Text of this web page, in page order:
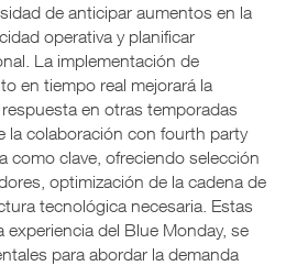
de anticipar aumentos en la
operativa y planificar
La implementación de
en tiempo real mejorará la
en otras temporadas
la colaboración con fourth party
como clave, ofreciendo selección
optimización de la cadena de
tecnológica necesaria. Estas
experiencia del Blue Monday, se
para abordar la demanda